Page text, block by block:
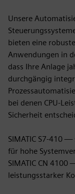
Unsere
bieten eine
Anwendungen in
dass Ihre Anlage
durchgängig
bei denen CPU-
Sicherheit
SIMATIC S7-410
für hohe
SIMATIC CN
leistungsstarker